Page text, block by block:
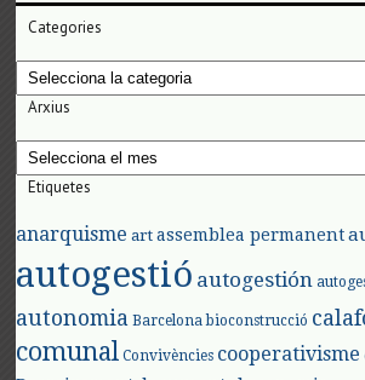
Categories
Categories
Arxius
Arxius
Etiquetes
anarquisme art assemblea permanent
autogestió autogestión
autonomia Barcelona bioconstrucció
comunal Convivències cooperativisme